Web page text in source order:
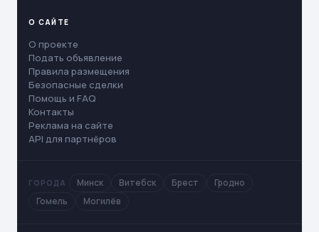
О САЙТЕ
О проекте
Подать объявление
Правила размещения
Безопасные сделки
Помощь и FAQ
Контакты
Реклама на сайте
API для партнёров
ГОРОДА Минск Витебск Брест
Гродно
Гомель
Могилёв